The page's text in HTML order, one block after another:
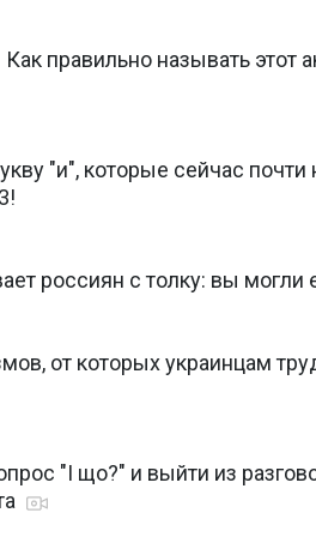
правильно называть этот
"и", которые сейчас почти
россиян с толку: вы могли
от которых украинцам
"І що?" и выйти из